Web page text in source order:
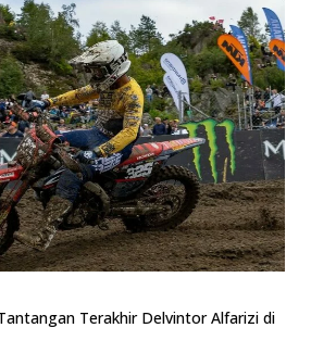
Terakhir Delvintor Alfarizi di